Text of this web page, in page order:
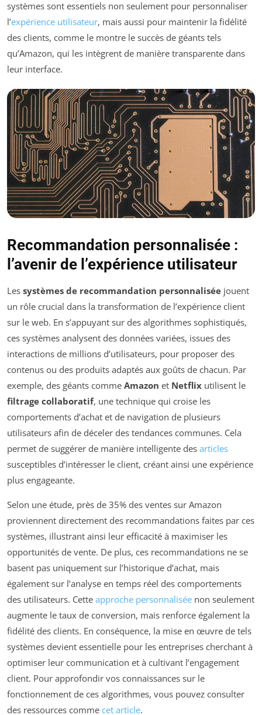
systèmes sont essentiels non seulement pour personnaliser
l’expérience utilisateur, mais aussi pour maintenir la fidélité
des clients, comme le montre le succès de géants tels
qu’Amazon, qui les intègrent de manière transparente dans
leur interface.
Recommandation personnalisée :
l’avenir de l’expérience utilisateur
Les systèmes de recommandation personnalisée jouent
un rôle crucial dans la transformation de l’expérience client
sur le web. En s’appuyant sur des algorithmes sophistiqués,
ces systèmes analysent des données variées, issues des
interactions de millions d’utilisateurs, pour proposer des
contenus ou des produits adaptés aux goûts de chacun. Par
exemple, des géants comme Amazon et Netflix utilisent le
filtrage collaboratif, une technique qui croise les
comportements d’achat et de navigation de plusieurs
utilisateurs afin de déceler des tendances communes. Cela
permet de suggérer de manière intelligente des articles
susceptibles d’intéresser le client, créant ainsi une expérience
plus engageante.
Selon une étude, près de 35% des ventes sur Amazon
proviennent directement des recommandations faites par ces
systèmes, illustrant ainsi leur efficacité à maximiser les
opportunités de vente. De plus, ces recommandations ne se
basent pas uniquement sur l’historique d’achat, mais
également sur l’analyse en temps réel des comportements
des utilisateurs. Cette approche personnalisée non seulement
augmente le taux de conversion, mais renforce également la
fidélité des clients. En conséquence, la mise en œuvre de tels
systèmes devient essentielle pour les entreprises cherchant à
optimiser leur communication et à cultivant l’engagement
client. Pour approfondir vos connaissances sur le
fonctionnement de ces algorithmes, vous pouvez consulter
des ressources comme cet article.